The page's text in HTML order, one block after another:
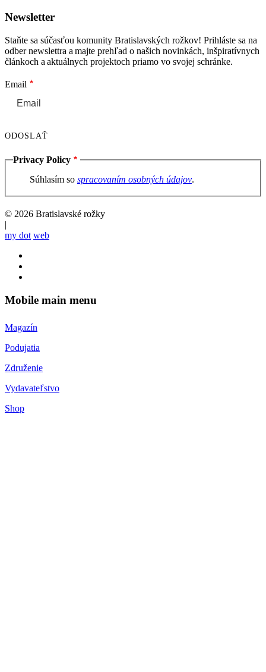
Newsletter
Staňte sa súčasťou komunity Bratislavských rožkov! Prihláste sa na
odber newslettra a majte prehľad o našich novinkách, inšpiratívnych
článkoch a aktuálnych projektoch priamo vo svojej schránke.
Email
Privacy Policy
Súhlasím so spracovaním osobných údajov.
© 2026 Bratislavské rožky
|
my dot web
Mobile main menu
Magazín
Podujatia
Združenie
Vydavateľstvo
Shop